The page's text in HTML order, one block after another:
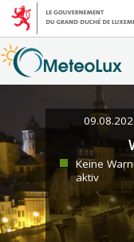
Keine
aktiv